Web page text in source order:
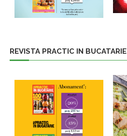
REVISTA PRACTIC IN BUCATARIE